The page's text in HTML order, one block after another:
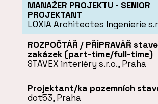
MANAŽER PROJEKTU - SENIOR
PROJEKTANT
LOXIA Architectes Ingenierie
ROZPOČTÁŘ / PŘÍPRAVÁŘ
zakázek (part-time/full-time)
STAVEX interiéry s.r.o., Praha
Projektant/ka pozemních
dot53, Praha